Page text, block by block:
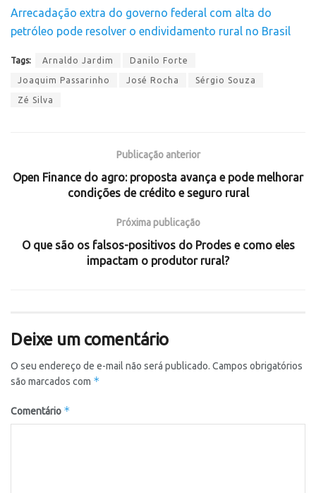
Arrecadação extra do governo federal com alta do
petróleo pode resolver o endividamento rural no Brasil
Tags: Arnaldo Jardim Danilo Forte
Joaquim Passarinho José Rocha Sérgio Souza
Zé Silva
Publicação anterior
Open Finance do agro: proposta avança e pode melhorar
condições de crédito e seguro rural
Próxima publicação
O que são os falsos-positivos do Prodes e como eles
impactam o produtor rural?
Deixe um comentário
O seu endereço de e-mail não será publicado. Campos obrigatórios
são marcados com *
Comentário *